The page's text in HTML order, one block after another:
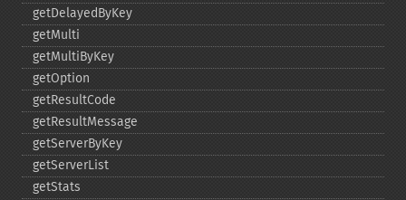
getDelayedByKey
getMulti
getMultiByKey
getOption
getResultCode
getResultMessage
getServerByKey
getServerList
getStats